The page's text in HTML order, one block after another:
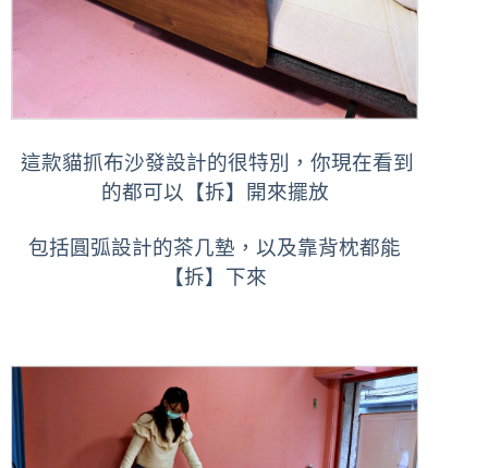
這款貓抓布沙發設計的很特別，你現在看到
的都可以【拆】開來擺放
包括圓弧設計的茶几墊，以及靠背枕都能
【拆】下來